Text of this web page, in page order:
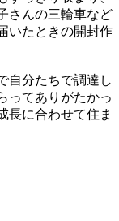
さんの三輪車など
いたときの開封作
自分たちで調達し
ってありがたかっ
長に合わせて住ま